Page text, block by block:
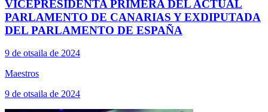
VICEPRESIDENTA PRIMERA DEL ACTUAL
PARLAMENTO DE CANARIAS Y EXDIPUTADA
DEL PARLAMENTO DE ESPAÑA
9 de otsaila de 2024
Maestros
9 de otsaila de 2024